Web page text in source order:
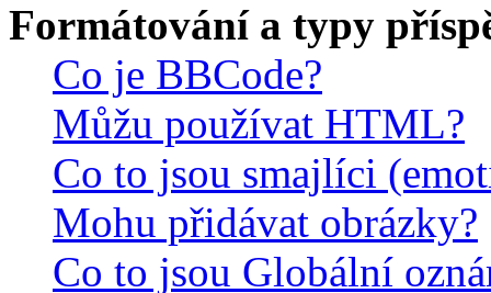
Formátování a typy
Co je BBCode?
Můžu používat HTML?
Co to jsou smajlíci
Mohu přidávat obrázky?
Co to jsou Globální